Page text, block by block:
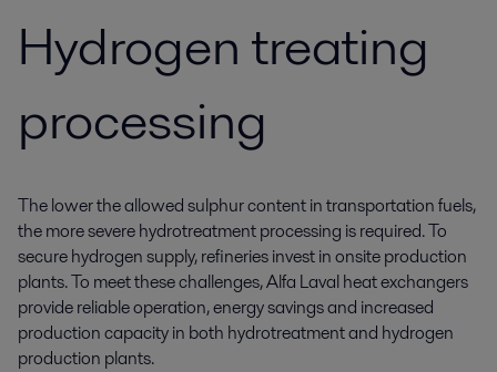
Hydrogen treating
processing
The lower the allowed sulphur content in transportation fuels,
the more severe hydrotreatment processing is required. To
secure hydrogen supply, refineries invest in onsite production
plants. To meet these challenges, Alfa Laval heat exchangers
provide reliable operation, energy savings and increased
production capacity in both hydrotreatment and hydrogen
production plants.